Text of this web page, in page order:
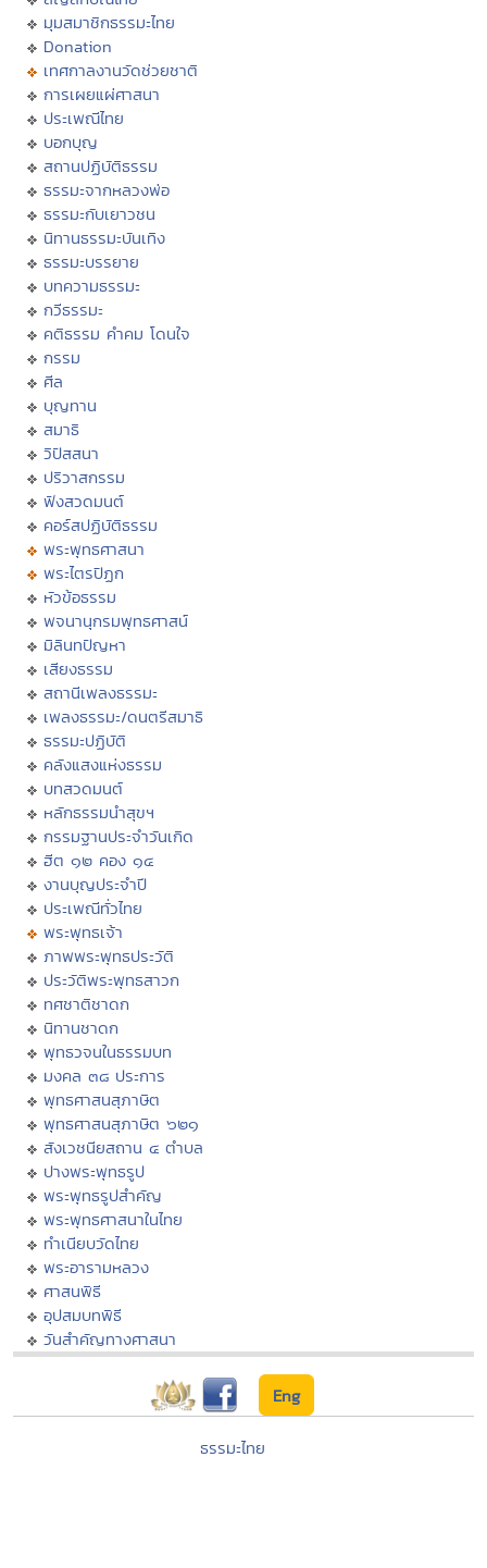
มุมสมาชิกธรรมะไทย
Donation
เทศกาลงานวัดช่วยชาติ
การเผยแผ่ศาสนา
ประเพณีไทย
บอกบุญ
สถานปฏิบัติธรรม
ธรรมะจากหลวงพ่อ
ธรรมะกับเยาวชน
นิทานธรรมะบันเทิง
ธรรมะบรรยาย
บทความธรรมะ
กวีธรรมะ
คติธรรม คำคม โดนใจ
กรรม
ศีล
บุญทาน
สมาธิ
วิปัสสนา
ปริวาสกรรม
ฟังสวดมนต์
คอร์สปฏิบัติธรรม
พระพุทธศาสนา
พระไตรปิฏก
หัวข้อธรรม
พจนานุกรมพุทธศาสน์
มิลินทปัญหา
เสียงธรรม
สถานีเพลงธรรมะ
เพลงธรรมะ/ดนตรีสมาธิ
ธรรมะปฏิบัติ
คลังแสงแห่งธรรม
บทสวดมนต์
หลักธรรมนำสุขฯ
กรรมฐานประจำวันเกิด
ฮีต ๑๒ คอง ๑๔
งานบุญประจำปี
ประเพณีทั่วไทย
พระพุทธเจ้า
ภาพพระพุทธประวัติ
ประวัติพระพุทธสาวก
ทศชาติชาดก
นิทานชาดก
พุทธวจนในธรรมบท
มงคล ๓๘ ประการ
พุทธศาสนสุภาษิต
พุทธศาสนสุภาษิต ๖๒๑
สังเวชนียสถาน ๔ ตำบล
ปางพระพุทธรูป
พระพุทธรูปสำคัญ
พระพุทธศาสนาในไทย
ทำเนียบวัดไทย
พระอารามหลวง
ศาสนพิธี
อุปสมบทพิธี
วันสำคัญทางศาสนา
Eng
ธรรมะไทย